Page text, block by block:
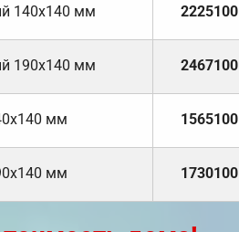
140х140 мм 2225100
190х140 мм 2467100
мм 1565100
мм 1730100